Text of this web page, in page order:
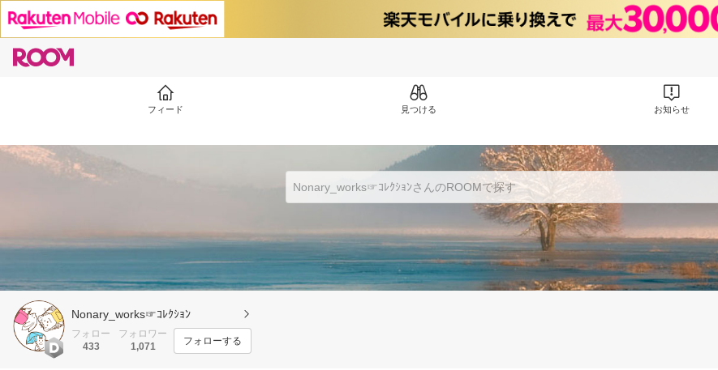
フィード 見つける お知らせ
Nonary_works☞ ｺﾚｸｼｮﾝ
フォロー
433
フォロワー
1,071
フォローする